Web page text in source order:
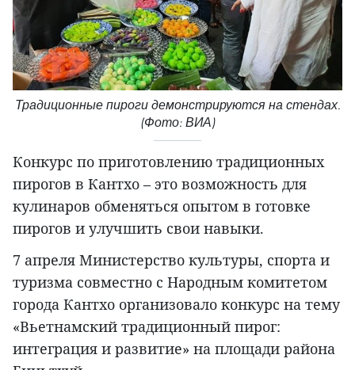
Традиционные пироги демонстрируются на стендах.
(Фото: ВИА)
Конкурс по приготовлению традиционных
пирогов в Кантхо – это возможность для
кулинаров обменяться опытом в готовке
пирогов и улучшить свои навыки.
7 апреля Министерство культуры, спорта и
туризма совместно с Народным комитетом
города Кантхо организовало конкурс на тему
«Вьетнамский традиционный пирог:
интеграция и развитие» на площади района